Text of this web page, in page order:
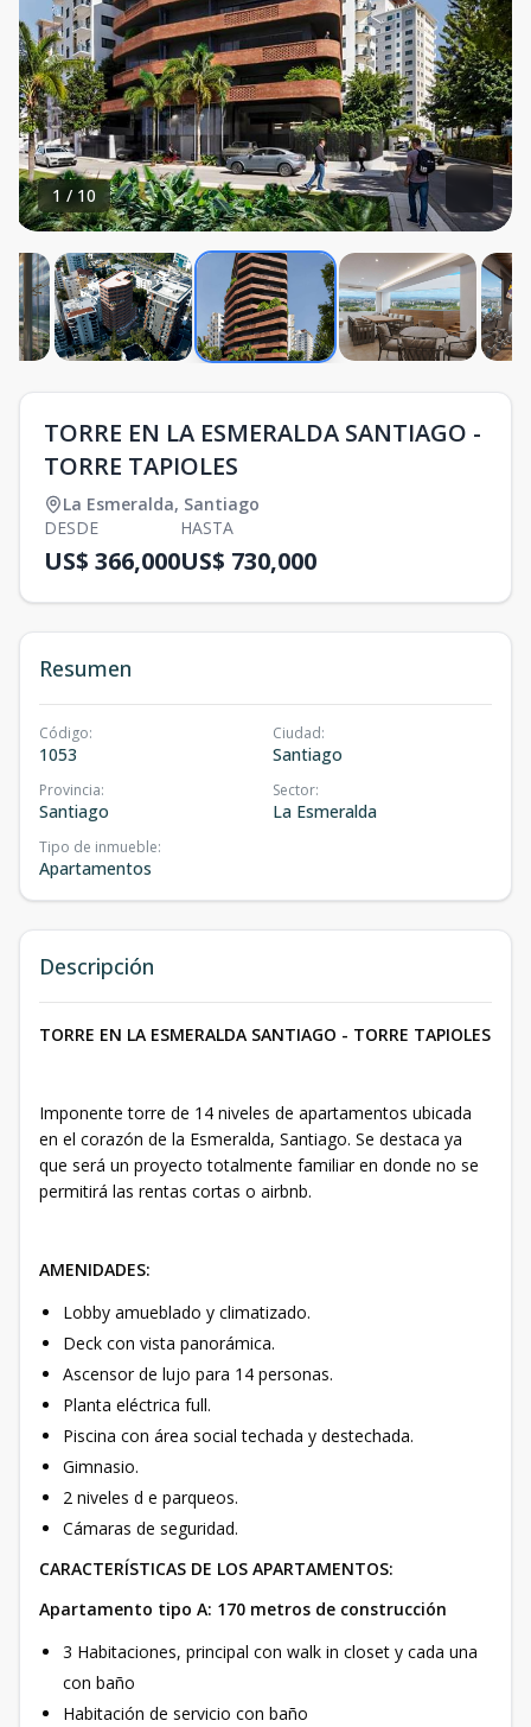
1 / 10
TORRE EN LA ESMERALDA SANTIAGO -
TORRE TAPIOLES
La Esmeralda, Santiago
DESDE
US$ 366,000
HASTA
US$ 730,000
Resumen
Código:
1053
Ciudad:
Santiago
Provincia:
Santiago
Sector:
La Esmeralda
Tipo de inmueble:
Apartamentos
Descripción
TORRE EN LA ESMERALDA SANTIAGO - TORRE TAPIOLES
Imponente torre de 14 niveles de apartamentos ubicada
en el corazón de la Esmeralda, Santiago. Se destaca ya
que será un proyecto totalmente familiar en donde no se
permitirá las rentas cortas o airbnb.
AMENIDADES:
Lobby amueblado y climatizado.
Deck con vista panorámica.
Ascensor de lujo para 14 personas.
Planta eléctrica full.
Piscina con área social techada y destechada.
Gimnasio.
2 niveles d e parqueos.
Cámaras de seguridad.
CARACTERÍSTICAS DE LOS APARTAMENTOS:
Apartamento tipo A: 170 metros de construcción
3 Habitaciones, principal con walk in closet y cada una
con baño
Habitación de servicio con baño